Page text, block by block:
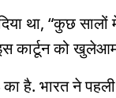
था, “कुछ सालों
कार्टून को खुलेआम
है. भारत ने